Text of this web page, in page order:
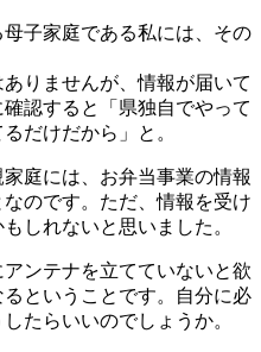
子家庭である私には、その
りませんが、情報が届いて
認すると「県独自でやって
だけだから」と。
庭には、お弁当事業の情報
のです。ただ、情報を受け
しれないと思いました。
ンテナを立てていないと欲
ということです。自分に必
たらいいのでしょうか。